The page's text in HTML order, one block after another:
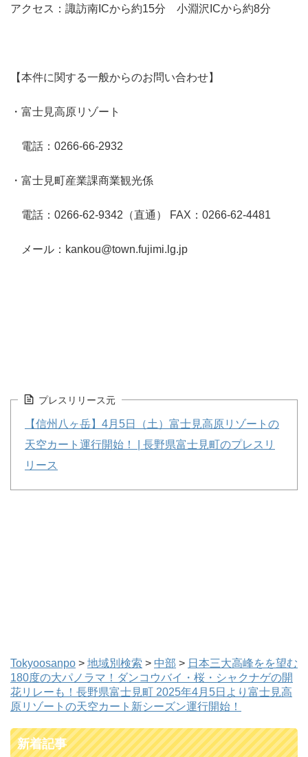
アクセス：諏訪南ICから約15分 小淵沢ICから約8分
【本件に関する一般からのお問い合わせ】
・富士見高原リゾート
電話：0266-66-2932
・富士見町産業課商業観光係
電話：0266-62-9342（直通） FAX：0266-62-4481
メール：kankou@town.fujimi.lg.jp
プレスリリース元
【信州八ヶ岳】4月5日（土）富士見高原リゾートの
天空カート運行開始！ | 長野県富士見町のプレスリ
リース
Tokyoosanpo > 地域別検索 > 中部 > 日本三大高峰をを望む
180度の大パノラマ！ダンコウバイ・桜・シャクナゲの開
花リレーも！長野県富士見町 2025年4月5日より富士見高
原リゾートの天空カート新シーズン運行開始！
新着記事